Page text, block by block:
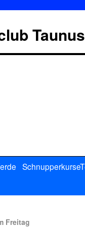
Schnupperkurse
Freitag